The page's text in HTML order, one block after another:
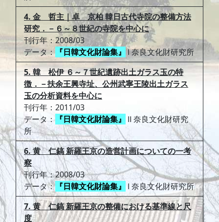
4. 金 哲主｜卓 京柏 韓日古代寺院の整備方法
研究．－６～８世紀の寺院を中心に
刊行年：2008/03
データ： 『日韓文化財論集』 Ⅰ 奈良文化財研究所
5. 韓 松伊 ６～７世紀遺跡出土ガラス玉の特
徴．－扶余王興寺址、公州武寧王陵出土ガラス
玉の分析資料を中心に
刊行年：2011/03
データ： 『日韓文化財論集』
Ⅱ 奈良文化財研究
所
6. 黄 仁鎬 新羅王京の造営計画についての一考
察
刊行年：2008/03
データ： 『日韓文化財論集』
Ⅰ 奈良文化財研究所
7. 黄 仁鎬 新羅王京の整備における基準線と尺
度